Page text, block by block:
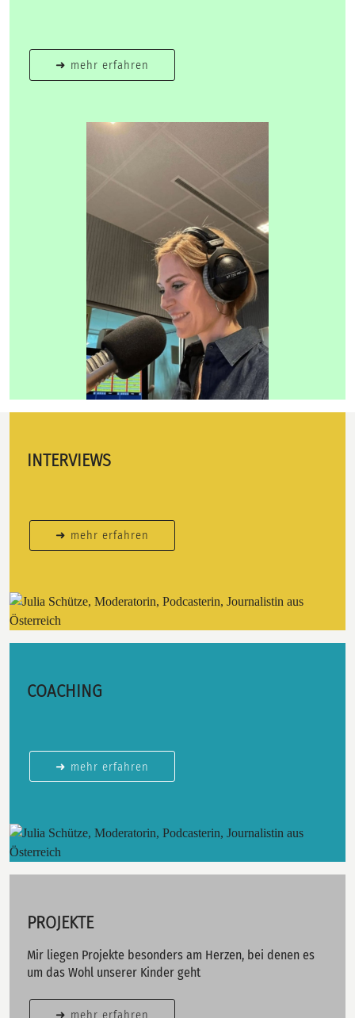
➜ mehr erfahren
INTERVIEWS
➜ mehr erfahren
COACHING
➜ mehr erfahren
PROJEKTE
Mir liegen Projekte besonders am Herzen, bei denen es
um das Wohl unserer Kinder geht
➜ mehr erfahren